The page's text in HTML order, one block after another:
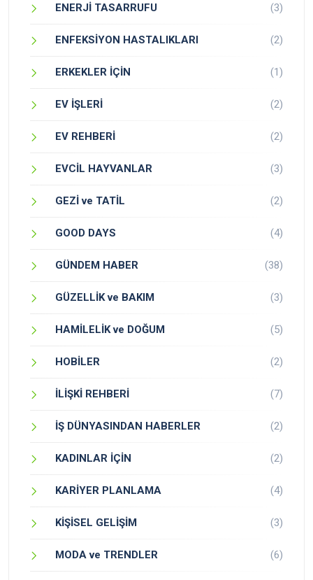
ENERJİ TASARRUFU (3)
ENFEKSİYON HASTALIKLARI (2)
ERKEKLER İÇİN (1)
EV İŞLERİ (2)
EV REHBERİ (2)
EVCİL HAYVANLAR (3)
GEZİ ve TATİL (2)
GOOD DAYS (4)
GÜNDEM HABER (38)
GÜZELLİK ve BAKIM (3)
HAMİLELİK ve DOĞUM (5)
HOBİLER (2)
İLİŞKİ REHBERİ (7)
İŞ DÜNYASINDAN HABERLER (2)
KADINLAR İÇİN (2)
KARİYER PLANLAMA (4)
KİŞİSEL GELİŞİM (3)
MODA ve TRENDLER (6)